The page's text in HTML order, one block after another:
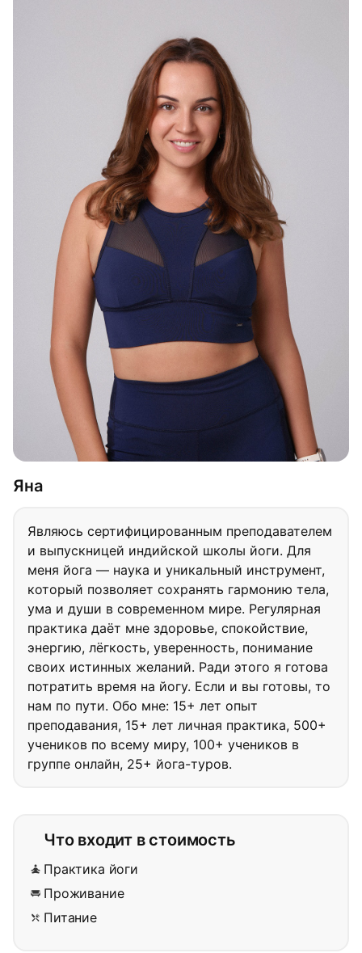
Яна
Являюсь сертифицированным преподавателем
и выпускницей индийской школы йоги. Для
меня йога — наука и уникальный инструмент,
который позволяет сохранять гармонию тела,
ума и души в современном мире. Регулярная
практика даёт мне здоровье, спокойствие,
энергию, лёгкость, уверенность, понимание
своих истинных желаний. Ради этого я готова
потратить время на йогу. Если и вы готовы, то
нам по пути. Обо мне: 15+ лет опыт
преподавания, 15+ лет личная практика, 500+
учеников по всему миру, 100+ учеников в
группе онлайн, 25+ йога-туров.
Что входит в стоимость
Практика йоги
Проживание
Питание